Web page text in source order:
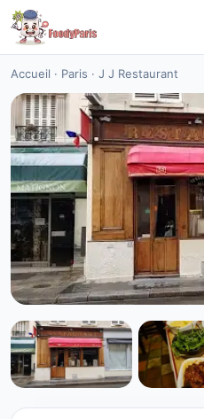
Accueil · Paris · J J Restaurant
SANS GLUTEN
J J